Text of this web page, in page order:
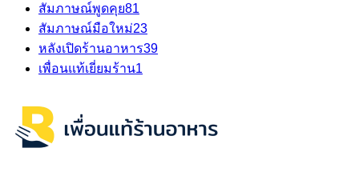
สัมภาษณ์พูดคุย81
สัมภาษณ์มือใหม่23
หลังเปิดร้านอาหาร39
เพื่อนแท้เยี่ยมร้าน1